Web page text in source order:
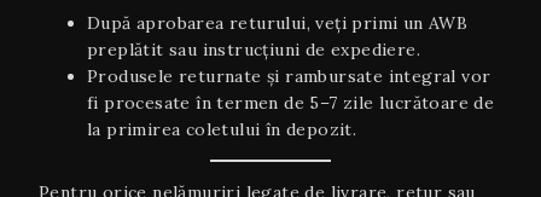
După aprobarea returului, veți primi un AWB
preplătit sau instrucțiuni de expediere.
Produsele returnate și rambursate integral vor
fi procesate în termen de 5–7 zile lucrătoare de
la primirea coletului în depozit.
Pentru orice nelămuriri legate de livrare, retur sau